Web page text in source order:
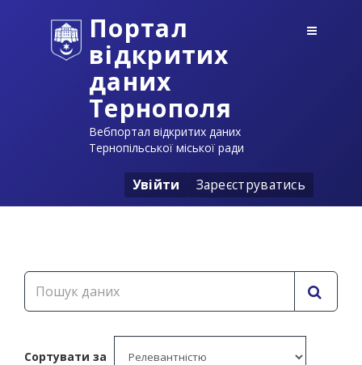
Портал
відкритих
даних
Тернополя
Вебпортал відкритих даних
Тернопільської міської ради
Увійти Зареєструватись
Сортувати за